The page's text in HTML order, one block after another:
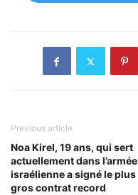
Previous article
Noa Kirel, 19 ans, qui sert
actuellement dans l’armée
israélienne a signé le plus
gros contrat record